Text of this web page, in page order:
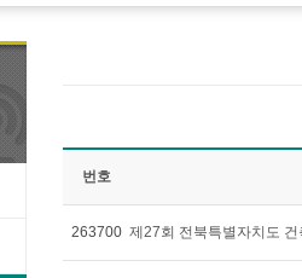
번호
263700 제27회 전북특별자치도